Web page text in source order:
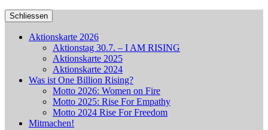
Schliessen
Aktionskarte 2026
Aktionstag 30.7. – I AM RISING
Aktionskarte 2025
Aktionskarte 2024
Was ist One Billion Rising?
Motto 2026: Women on Fire
Motto 2025: Rise For Empathy
Motto 2024 Rise For Freedom
Mitmachen!